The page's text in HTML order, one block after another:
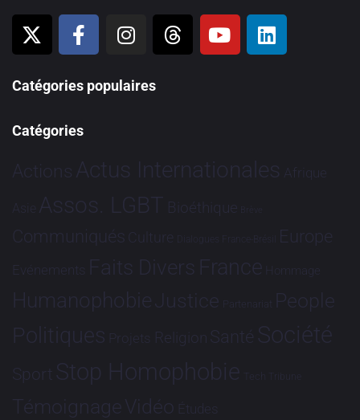
Catégories populaires
Catégories
Actions Actus Internationales Afrique
Asie Assos. LGBT Bioéthique Brève
Communiqués Culture Dialogues France-Brésil Europe
Evénements Faits Divers France Hommage
HumanophobieJustice Partenariat People
Politiques Projets Religion Santé Société
Sport Stop Homophobie Tech Tribune
TémoignageVidéo Études